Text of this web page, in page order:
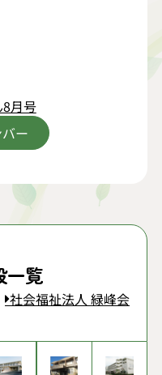
月号
ー
一覧
社会福祉法人 緑峰会